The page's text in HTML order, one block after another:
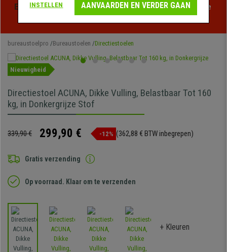
Exclusieve kortingen voor een beperkte tijd - Bekijk de
bureaustoelpro Bureaustoelen Directiestoelen
Nieuwigheid
Directiestoel ACUNA, Dikke Vulling, Belastbaar Tot 160
kg, in Donkergrijze Stof
339,90 € 299,90 € -12% (362,88 € BTW inbegrepen)
Gratis verzending
Op voorraad. Klaar om te verzenden
+ Kleuren
INSTELLEN AANVAARDEN EN VERDER GAAN